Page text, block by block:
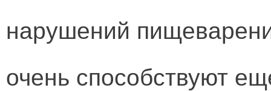
нарушений
очень способствуют